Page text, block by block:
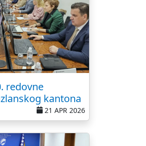
redovne
kantona
21 APR 2026